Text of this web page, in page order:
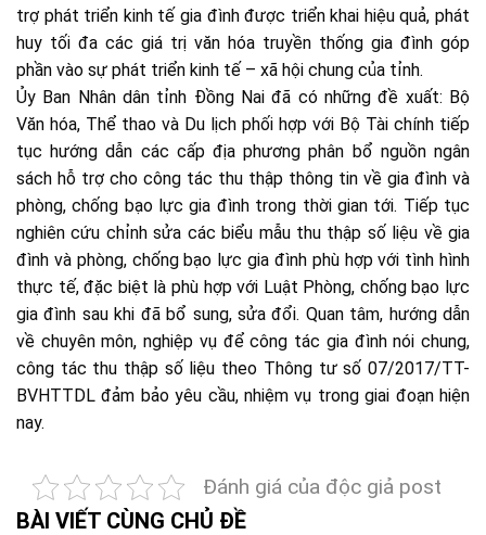
trợ phát triển kinh tế gia đình được triển khai hiệu quả, phát
huy tối đa các giá trị văn hóa truyền thống gia đình góp
phần vào sự phát triển kinh tế – xã hội chung của tỉnh.
Ủy Ban Nhân dân tỉnh Đồng Nai đã có những đề xuất: Bộ
Văn hóa, Thể thao và Du lịch phối hợp với Bộ Tài chính tiếp
tục hướng dẫn các cấp địa phương phân bổ nguồn ngân
sách hỗ trợ cho công tác thu thập thông tin về gia đình và
phòng, chống bạo lực gia đình trong thời gian tới. Tiếp tục
nghiên cứu chỉnh sửa các biểu mẫu thu thập số liệu về gia
đình và phòng, chống bạo lực gia đình phù hợp với tình hình
thực tế, đặc biệt là phù hợp với Luật Phòng, chống bạo lực
gia đình sau khi đã bổ sung, sửa đổi. Quan tâm, hướng dẫn
về chuyên môn, nghiệp vụ để công tác gia đình nói chung,
công tác thu thập số liệu theo Thông tư số 07/2017/TT-
BVHTTDL đảm bảo yêu cầu, nhiệm vụ trong giai đoạn hiện
nay.
Đánh giá của độc giả post
BÀI VIẾT CÙNG CHỦ ĐỀ